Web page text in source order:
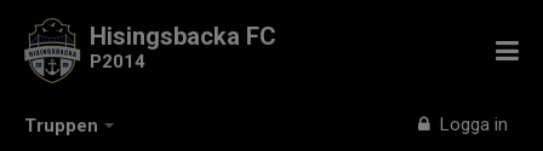
Truppen Logga in
Hisingsbacka FC
P2014